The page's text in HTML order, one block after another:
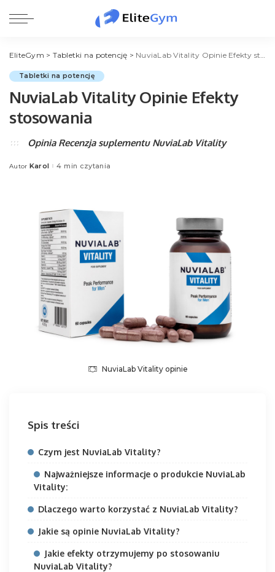
EliteGym > Tabletki na potencję > NuviaLab Vitality Opinie Efekty stosowania
Tabletki na potencję
NuviaLab Vitality Opinie Efekty
stosowania
Opinia Recenzja suplementu NuviaLab Vitality
Posted
Autor Karol 4 min czytania
NuviaLab Vitality opinie
Spis treści
Czym jest NuviaLab Vitality?
Najważniejsze informacje o produkcie NuviaLab
Vitality:
Dlaczego warto korzystać z NuviaLab Vitality?
Jakie są opinie NuviaLab Vitality?
Jakie efekty otrzymujemy po stosowaniu
NuviaLab Vitality?